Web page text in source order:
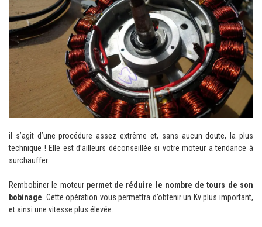
il s’agit d’une procédure assez extrême et, sans aucun doute, la plus
technique ! Elle est d’ailleurs déconseillée si votre moteur a tendance à
surchauffer.
Rembobiner le moteur permet de réduire le nombre de tours de son
bobinage. Cette opération vous permettra d’obtenir un Kv plus important,
et ainsi une vitesse plus élevée.